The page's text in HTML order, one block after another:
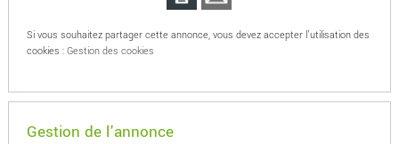
Si vous souhaitez partager cette annonce, vous devez accepter l'utilisation des
cookies : Gestion des cookies
Gestion de l'annonce